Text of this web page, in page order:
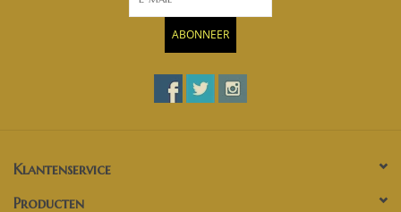
ABONNEER
Klantenservice
Producten